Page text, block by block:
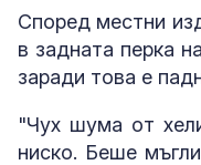
Според местни
в задната перка
заради това е
"Чух шума от
ниско. Беше